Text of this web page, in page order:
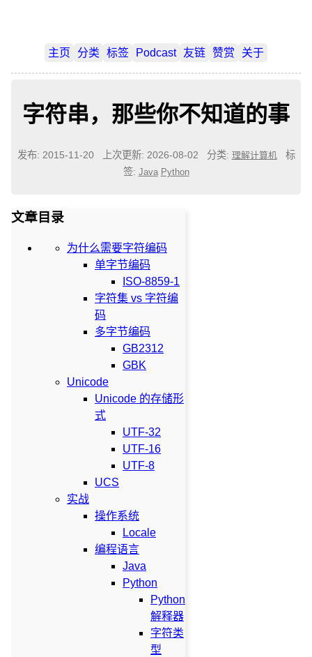
主页 分类 标签 Podcast 友链 赞赏 关于
字符串，那些你不知道的事
发布: 2015-11-20 上次更新: 2026-08-02 分类: 理解计算机
标
签: Java Python
文章目录
为什么需要字符编码
单字节编码
ISO-8859-1
字符集 vs 字符编
码
多字节编码
GB2312
GBK
Unicode
Unicode 的存储形
式
UTF-32
UTF-16
UTF-8
UCS
实战
操作系统
Locale
编程语言
Java
Python
Python
解释器
字符类
型